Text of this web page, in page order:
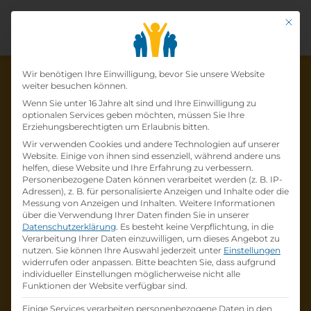
Die Lehrstelle wurde schon
besetzt!
Die LehrstelleLehre
Einzelhandelskauffrau*mann Schwerpunkt
Telekommunikation (w/m/d) Burgenland
Österreichische Postist schonbesetzt.
Firmenprofil besuchen
Andere Lehrstelle suchen
Mit
Datenschutz-
Wir benötigen Ihre Einwilligung, bevor Sie unsere Website
weiter besuchen können.
Wenn Sie unter 16 Jahre alt sind und Ihre Einwilligung zu
optionalen Services geben möchten, müssen Sie Ihre
Erziehungsberechtigten um Erlaubnis bitten.
Wir verwenden Cookies und andere Technologien auf unserer
Website. Einige von ihnen sind essenziell, während andere uns
helfen, diese Website und Ihre Erfahrung zu verbessern.
Personenbezogene Daten können verarbeitet werden (z. B. IP-
Adressen), z. B. für personalisierte Anzeigen und Inhalte oder die
Messung von Anzeigen und Inhalten. Weitere Informationen
über die Verwendung Ihrer Daten finden Sie in unserer
Datenschutzerklärung. Es besteht keine Verpflichtung, in die
Verarbeitung Ihrer Daten einzuwilligen, um dieses Angebot zu
nutzen. Sie können Ihre Auswahl jederzeit unter Einstellungen
widerrufen oder anpassen. Bitte beachten Sie, dass aufgrund
individueller Einstellungen möglicherweise nicht alle
Funktionen der Website verfügbar sind.
Einige Services verarbeiten personenbezogene Daten in den